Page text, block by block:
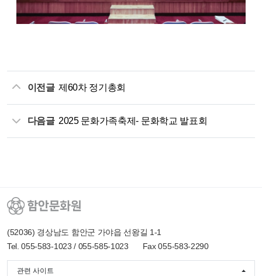
이전글 제60차 정기총회
다음글 2025 문화가족축제- 문화학교 발표회
(52036) 경상남도 함안군 가야읍 선왕길 1-1
Tel. 055-583-1023 / 055-585-1023
Fax 055-583-2290
관련 사이트